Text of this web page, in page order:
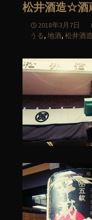
松井酒造☆
2018年3月7日
うる, 地酒, 松井酒造